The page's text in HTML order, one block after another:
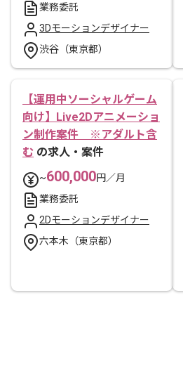
業務委託
3Dモーションデザイナー
渋谷（東京都）
【運用中ソーシャルゲーム
向け】Live2Dアニメーショ
ン制作案件 ※アダルト含
む の求人・案件
~600,000円／月
業務委託
2Dモーションデザイナー
六本木（東京都）